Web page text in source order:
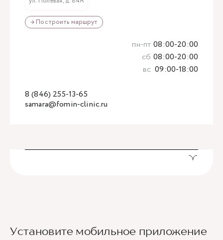
→ Построить маршрут
samara@fomin-clinic.ru
8 (846) 255-13-65
пн-пт 08:00-20:00
сб 08:00-20:00
вс 09:00-18:00
Установите мобильное приложение